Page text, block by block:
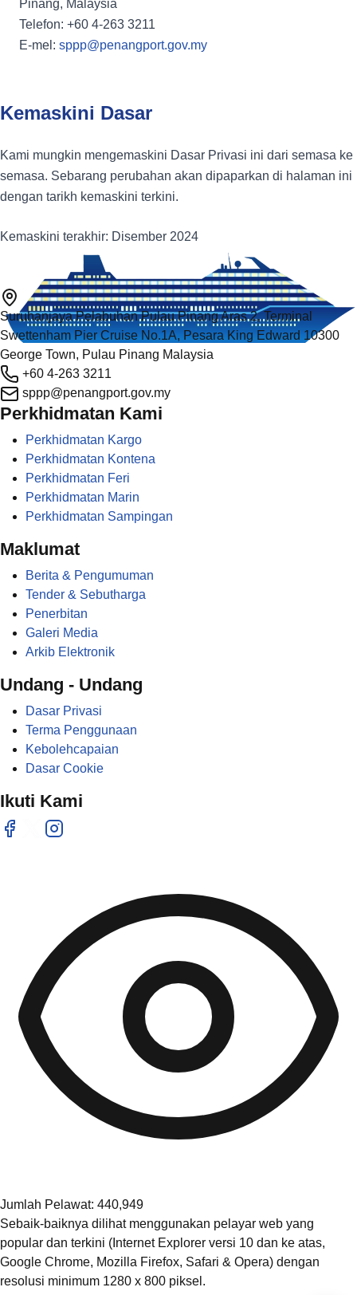
Pinang, Malaysia
Telefon: +60 4-263 3211
E-mel: sppp@penangport.gov.my
Kemaskini Dasar
Kami mungkin mengemaskini Dasar Privasi ini dari semasa ke
semasa. Sebarang perubahan akan dipaparkan di halaman ini
dengan tarikh kemaskini terkini.
Kemaskini terakhir: Disember 2024
Suruhanjaya Pelabuhan Pulau Pinang Aras 2, Terminal
Swettenham Pier Cruise No.1A, Pesara King Edward 10300
George Town, Pulau Pinang Malaysia
+60 4-263 3211
sppp@penangport.gov.my
Perkhidmatan Kami
Perkhidmatan Kargo
Perkhidmatan Kontena
Perkhidmatan Feri
Perkhidmatan Marin
Perkhidmatan Sampingan
Maklumat
Berita & Pengumuman
Tender & Sebutharga
Penerbitan
Galeri Media
Arkib Elektronik
Undang - Undang
Dasar Privasi
Terma Penggunaan
Kebolehcapaian
Dasar Cookie
Ikuti Kami
Jumlah Pelawat: 440,949
Sebaik-baiknya dilihat menggunakan pelayar web yang
popular dan terkini (Internet Explorer versi 10 dan ke atas,
Google Chrome, Mozilla Firefox, Safari & Opera) dengan
resolusi minimum 1280 x 800 piksel.